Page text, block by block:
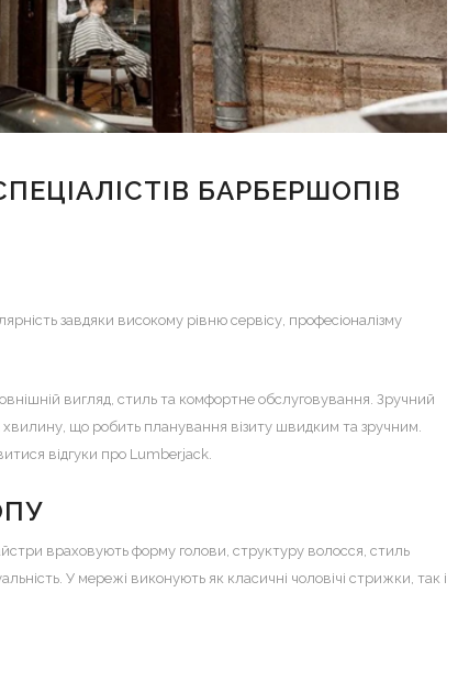
БАРБЕРШОПІВ
завдяки високому рівню сервісу, професіоналізму
вигляд, стиль та комфортне обслуговування. Зручний
що робить планування візиту швидким та зручним.
відгуки про Lumberjack
враховують форму голови, структуру волосся, стиль
У мережі виконують як класичні чоловічі стрижки, так і